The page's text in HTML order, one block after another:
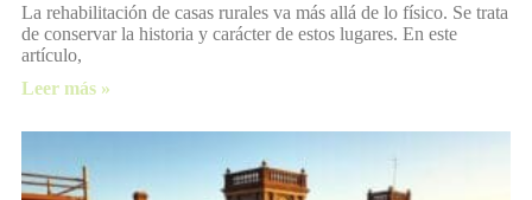
La rehabilitación de casas rurales va más allá de lo físico. Se trata
de conservar la historia y carácter de estos lugares. En este
artículo,
Leer más »